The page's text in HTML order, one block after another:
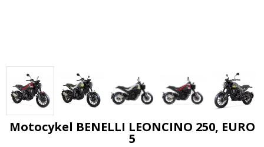
Motocykel BENELLI LEONCINO 250, EURO
5